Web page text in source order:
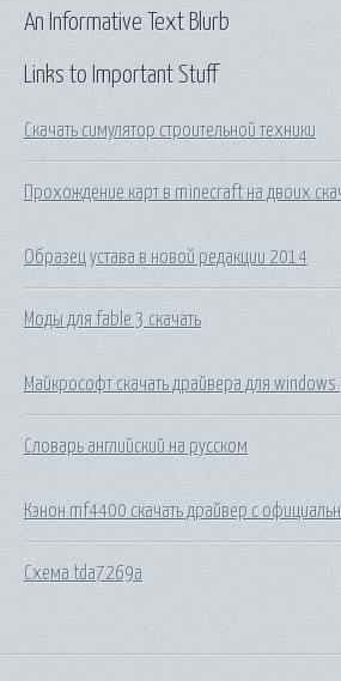
Links to Important Stuff
Скачать симулятор строительной техники
Прохождение карт в minecraft на двоих
Образец устава в новой редакции 2014
Моды для fable 3 скачать
Майкрософт скачать драйвера для windows
Словарь английский на русском
Кэнон mf4400 скачать драйвер с
Схема tda7269a
An Informative Text Blurb